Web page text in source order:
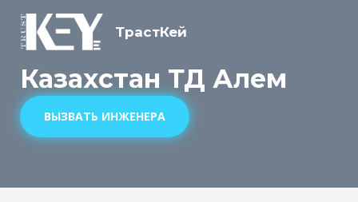
Казахстан ТД Алем
ВЫЗВАТЬ ИНЖЕНЕРА
ТрастКей